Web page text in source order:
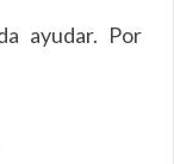
ayudar. Por